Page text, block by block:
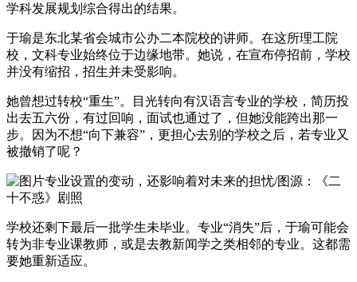
学科发展规划综合得出的结果。
于瑜是东北某省会城市公办二本院校的讲师。在这所理工院
校，文科专业始终位于边缘地带。她说，在宣布停招前，学校
并没有缩招，招生并未受影响。
她曾想过转校“重生”。目光转向有汉语言专业的学校，简历投
出去五六份，有过回响，面试也通过了，但她没能跨出那一
步。因为不想“向下兼容”，更担心去别的学校之后，若专业又
被撤销了呢？
专业设置的变动，还影响着对未来的担忧/图源：《二
十不惑》剧照
学校还剩下最后一批学生未毕业。专业“消失”后，于瑜可能会
转为非专业课教师，或是去教新闻学之类相邻的专业。这都需
要她重新适应。